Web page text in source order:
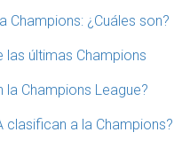
Champions: ¿Cuáles son?
últimas Champions
la Champions League?
clasifican a la Champions?